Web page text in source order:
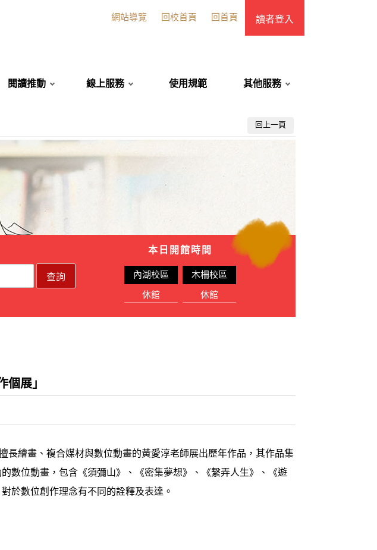
網站導覽 回校首頁 回首頁 讀者登入
閱讀推動 線上服務 使用規範 其他服務
回上一頁
本日開館時間
內湖校區
休館
木柵校區
休館
個展」
繪畫、複合媒材與數位動畫的黃愛淳老師展出歷年作品，其作品集
數位動畫，包含《須彌山》、《密集夢想》、《繫弄人生》、《遊
於數位創作理念有不同的詮釋及表達。